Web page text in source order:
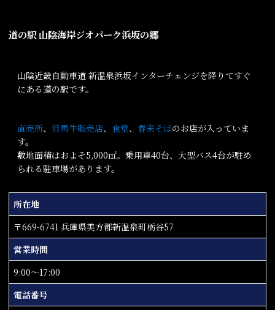
道の駅 山陰海岸ジオパーク浜坂の郷
山陰近畿自動車道 新温泉浜坂インターチェンジを降りてすぐ
にある道の駅です。
直売所、 但馬牛販売店、 食堂、 春来そばのお店が入っていま
す。
敷地面積はおよそ5,000㎡。乗用車40台、大型バス4台が駐め
られる駐車場があります。
所在地
〒669-6741 兵庫県美方郡新温泉町栃谷57
営業時間
9:00～17:00
電話番号